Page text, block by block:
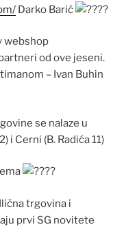
Darko Barić
webshop
od ove jeseni.
– Ivan Buhin
se nalaze u
i Cerni (B. Radića 11)
trgovina i
prvi SG novitete